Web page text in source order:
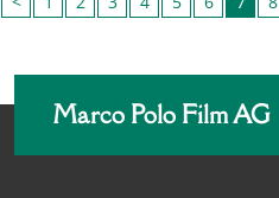
Marco Polo Film AG